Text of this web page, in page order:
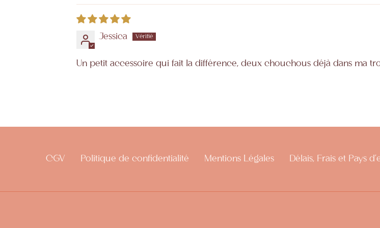
Jessica
Un petit accessoire qui fait la différence, deux chouchous déjà dans ma
CGV Politique de confidentialité Mentions Légales Délais, Frais et Pays